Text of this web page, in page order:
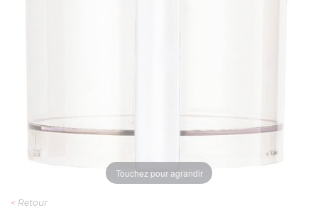
Touchez pour agrandir
< Retour